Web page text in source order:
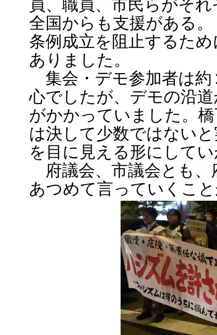
員、職員、市民らがそ
全国からも支援がある
条例成立を阻止するた
ありました。
集会・デモ参加者は約
心でしたが、デモの沿
がかかっていました。
は決して少数ではない
を目に見える形にして
府議会、市議会とも、
あつめて言っていくこ